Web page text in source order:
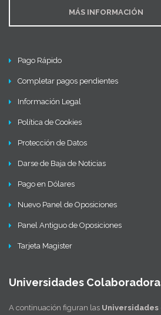
MÁS INFORMACIÓN
Pago Rápido
Completar pagos pendientes
Información Legal
Política de Cookies
Protección de Datos
Darse de Baja de Noticias
Pago en Dólares
Nuevo Panel de Oposiciones
Panel Antiguo de Oposiciones
Tarjeta Magister
Universidades
A continuación figuran las Universidades